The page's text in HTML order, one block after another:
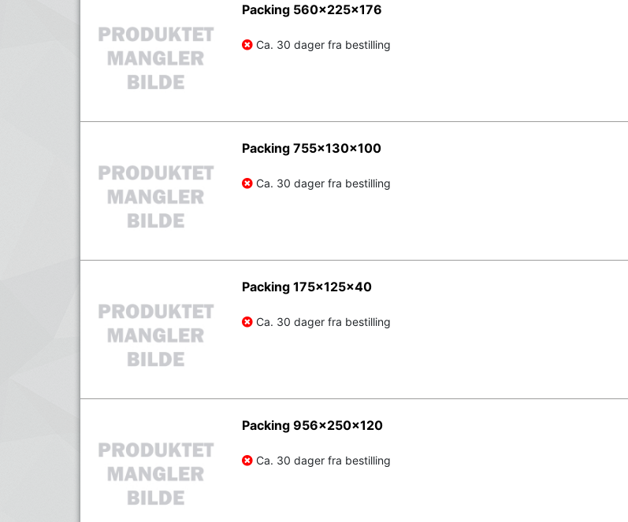
Packing 560x225x176
Ca. 30 dager fra bestilling
Packing 755x130x100
Ca. 30 dager fra bestilling
Packing 175x125x40
Ca. 30 dager fra bestilling
Packing 956x250x120
Ca. 30 dager fra bestilling